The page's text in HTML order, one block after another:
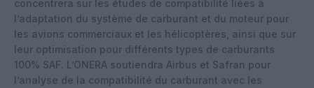
concentrera sur les études de compatibilité liées à
l’adaptation du système de carburant et du moteur pour
les avions commerciaux et les hélicoptères, ainsi que sur
leur optimisation pour différents types de carburants
100% SAF. L’ONERA soutiendra Airbus et Safran pour
l’analyse de la compatibilité du carburant avec les